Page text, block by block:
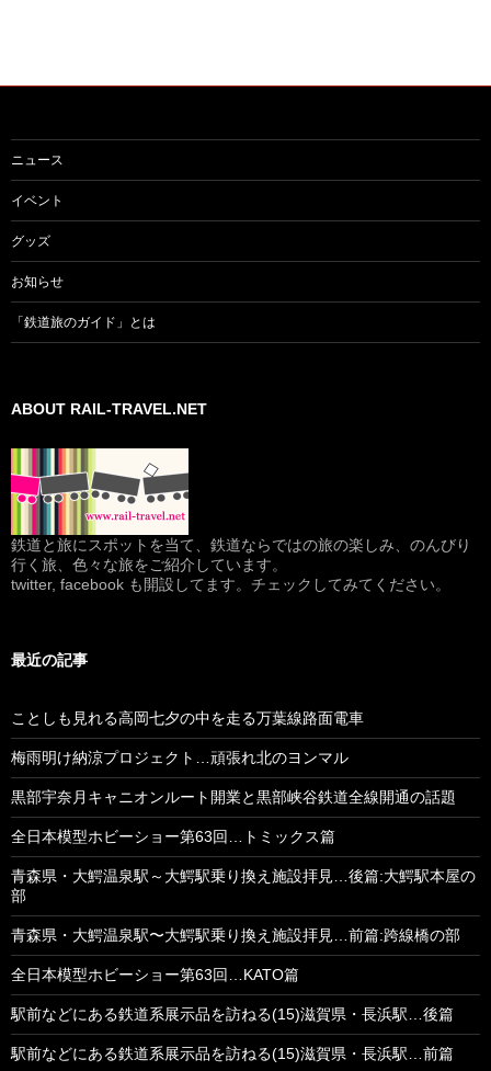
ン
ニュース
イベント
グッズ
お知らせ
「鉄道旅のガイド」とは
ABOUT RAIL-TRAVEL.NET
鉄道と旅にスポットを当て、鉄道ならではの旅の楽しみ、のんびり
行く旅、色々な旅をご紹介しています。
twitter, facebook も開設してます。チェックしてみてください。
最近の記事
ことしも見れる高岡七夕の中を走る万葉線路面電車
梅雨明け納涼プロジェクト…頑張れ北のヨンマル
黒部宇奈月キャニオンルート開業と黒部峡谷鉄道全線開通の話題
全日本模型ホビーショー第63回…トミックス篇
青森県・大鰐温泉駅～大鰐駅乗り換え施設拝見…後篇:大鰐駅本屋の
部
青森県・大鰐温泉駅〜大鰐駅乗り換え施設拝見…前篇:跨線橋の部
全日本模型ホビーショー第63回…KATO篇
駅前などにある鉄道系展示品を訪ねる(15)滋賀県・長浜駅…後篇
駅前などにある鉄道系展示品を訪ねる(15)滋賀県・長浜駅…前篇